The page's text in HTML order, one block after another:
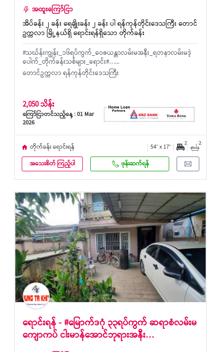
အထူးကြော်ငြာ
အိပ်ခန်း ၂ ခန်း ရေချိုးခန်း ၂ ခန်း ပါ ရန်ကုန်တိုင်းဒေသကြီး တောင်
ဥက္ကလာ မြို့နယ်ရှိ ရောင်းရန်ရှိသော တိုက်ခန်း
#သဃ်န်းကျွန်း_၁၆ရပ်ကွက်_ဝေဇယန္တာလမ်းမအနီး_ရတနာလမ်းမဒဲ့
ပေါက်_တိုက်ခန်းသစ်များ_ရောင်း#…...
တောင်ဥက္ကလာ ရန်ကုန်တိုင်းဒေသကြီး
2,050 သိန်း
ကြော်ငြာတင်သည့်နေ့ : 01 Mar
2026
တိုက်ခန်း ရောင်းရန် 54' x 17' 2 2
အသေးစိတ် ကြည့်ပါ ဖုန်းဆက်ရန်
ရောင်းရန် - #မြောက်ဒဂုံ ၃၃ရပ်ကွက် ဆရာစံလမ်းမ
ကျောကပ် ငါးမာန်အောင်ဘုရားအနီး…